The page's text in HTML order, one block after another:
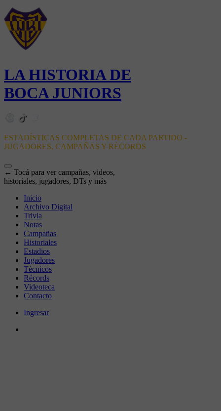
LA HISTORIA DE
BOCA JUNIORS
ESTADÍSTICAS COMPLETAS DE CADA PARTIDO -
JUGADORES, CAMPAÑAS Y RÉCORDS
← Tocá para ver campañas, videos,
historiales, jugadores, DTs y más
Inicio
Archivo Digital
Trivia
Notas
Campañas
Historiales
Estadios
Jugadores
Técnicos
Récords
Videoteca
Contacto
Ingresar